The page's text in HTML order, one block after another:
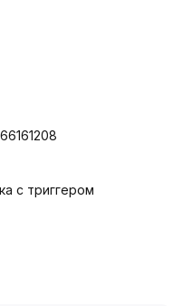
с триггером